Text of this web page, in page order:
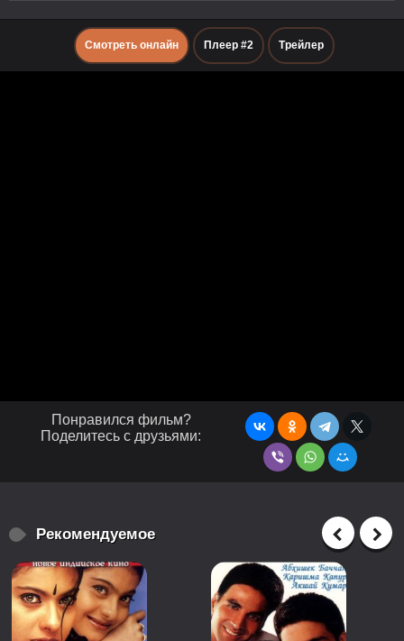
Смотреть онлайн Плеер #2 Трейлер
Понравился фильм?
Поделитесь с друзьями:
Рекомендуемое